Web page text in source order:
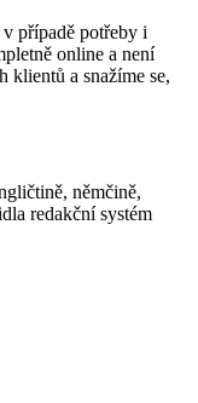
případě potřeby i
online a není
klientů a snažíme se,
němčině,
redakční systém